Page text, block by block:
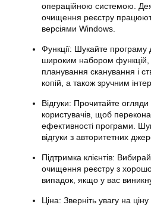
операційною системою.
очищення реєстру
версіями Windows.
Функції: Шукайте
широким набором функцій,
планування сканування і
копій, а також зручним
Відгуки: Прочитайте огляди
користувачів, щоб
ефективності програми.
відгуки з авторитетних
Підтримка клієнтів:
очищення реєстру з
випадок, якщо у вас
Ціна: Зверніть увагу на